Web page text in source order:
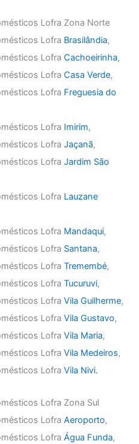
Lofra Zona Norte
Lofra Brasilândia,
LofraCachoeirinha,
LofraCasa Verde,
Lofra Freguesia do
Lofra Imirim,
LofraJaçanã,
LofraJardim São
Lofra Lauzane
Lofra Mandaqui,
Lofra Santana,
LofraTremembé,
LofraTucuruvi,
LofraVila Guilherme,
LofraVila Gustavo,
LofraVila Maria,
LofraVila Medeiros,
LofraVila Nivi.
Lofra Zona Sul
LofraAeroporto,
LofraÁgua Funda,